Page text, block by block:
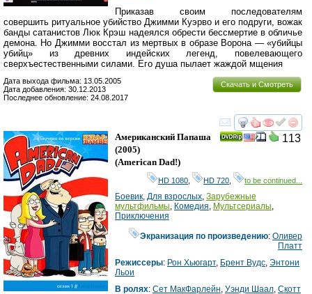
Приказав своим последователям
совершить ритуальное убийство Джимми Куэрво и его подруги, вожак
банды сата­нистов Люк Крэш надеялся обрести бессмертие в обличье
демона. Но Джимми восстал из мертвых в образе Ворона — «убийцы
убийц» из древних индейских легенд, повелевающего
сверхъестественными силами. Его душа пылает жаждой мщения
Скачать и Смотреть
Дата выхода фильма: 13.05.2005
Дата добавления: 30.12.2013
Последнее обновление: 24.08.2017
смотреть
113
Американский Папаша
(2005)
(American Dad!)
HD 1080 HD 720 to be continued...
Боевик Для взрослых Зарубежные
мультфильмы Комедия Мультсериалы
Приключения
Экранизация по произведению:Оливер
Платт
Режиссеры: Рон Хьюгарт, Брент Вудс Энтони
Льои
В ролях: Сет МакФарлейн Уэнди Шаал Скотт